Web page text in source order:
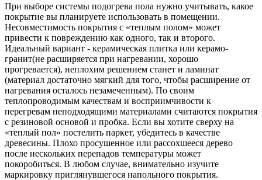
При выборе системы подогрева пола нужно учитывать, какое
покрытие вы планируете использовать в помещении.
Несовместимость покрытия с «теплым полом» может
привести к повреждению как одного, так и второго.
Идеальный вариант - керамическая плитка или керамо-
гранит(не расширяется при нагревании, хорошо
прогревается), неплохим решением станет и ламинат
(материал достаточно мягкий для того, чтобы расширение от
нагревания осталось незамеченным). По своим
теплопроводимым качествам и восприимчивости к
перегревам неподходящими материалами считаются покрытия
с резиновой основой и пробка. Если вы хотите сверху на
«теплый пол» постелить паркет, убедитесь в качестве
древесины. Плохо просушенное или рассохшееся дерево
после нескольких перепадов температуры может
покоробиться. В любом случае, внимательно изучите
маркировку приглянувшегося напольного покрытия.